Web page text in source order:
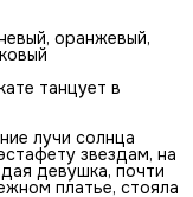
оранжевый,
танцует в
лучи солнца
звездам, на
девушка, почти
платье, стояла